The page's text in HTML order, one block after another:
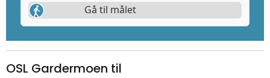
Gå til målet
OSL Gardermoen til